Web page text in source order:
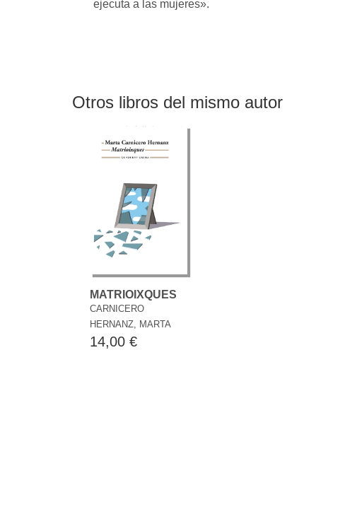
ejecuta a las mujeres».
Otros libros del mismo autor
MATRIOIXQUES
CARNICERO
HERNANZ, MARTA
14,00 €